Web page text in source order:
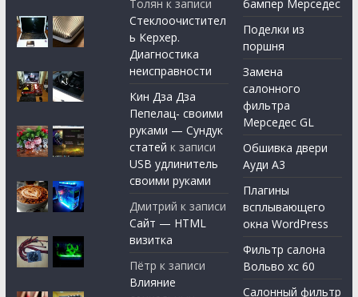
Толян к записи
Стеклоочистител
ь Керхер.
Диагностика
неисправности
Кин Дза Дза
Пепелац- своими
руками — Сундук
статей к записи
USB удлинитель
своими руками
Дмитрий к записи
Сайт — HTML
визитка
Пётр к записи
Влияние
бампер Мерседес
Поделки из
поршня
Замена
салонного
фильтра
Мерседес GL
Обшивка двери
Ауди А3
Плагины
всплывающего
окна WordPress
Фильтр салона
Вольво хс 60
Салонный фильтр